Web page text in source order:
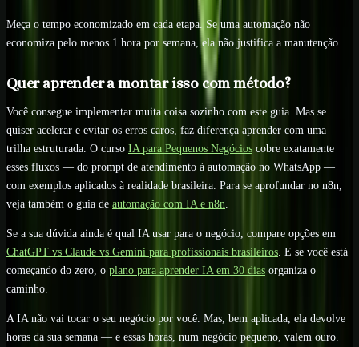
Meça o tempo economizado em cada etapa. Se uma automação não
economiza pelo menos 1 hora por semana, ela não justifica a manutenção.
Quer aprender a montar isso com método?
Você consegue implementar muita coisa sozinho com este guia. Mas se
quiser acelerar e evitar os erros caros, faz diferença aprender com uma
trilha estruturada. O curso IA para Pequenos Negócios cobre exatamente
esses fluxos — do prompt de atendimento à automação no WhatsApp —
com exemplos aplicados à realidade brasileira. Para se aprofundar no n8n,
veja também o guia de automação com IA e n8n
Se a sua dúvida ainda é qual IA usar para o negócio, compare opções em
ChatGPT vs Claude vs Gemini para profissionais brasileiros . E se você está
começando do zero, o plano para aprender IA em 30 dias organiza o
caminho.
A IA não vai tocar o seu negócio por você. Mas, bem aplicada, ela devolve
horas da sua semana — e essas horas, num negócio pequeno, valem ouro.